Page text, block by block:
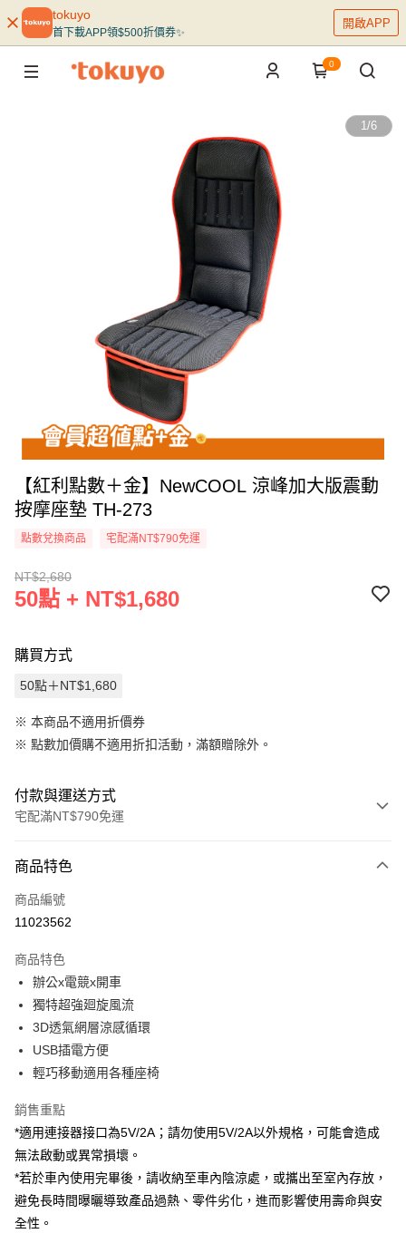
tokuyo
首下載APP領$500折價券✨
開啟APP
0
1/6
【紅利點數＋金】NewCOOL 涼峰加大版震動
按摩座墊 TH-273
點數兌換商品 宅配滿NT$790免運
NT$2,680
50點 + NT$1,680
購買方式
50點＋NT$1,680
※ 本商品不適用折價券
※ 點數加價購不適用折扣活動，滿額贈除外。
付款與運送方式
宅配滿NT$790免運
信用卡一次付款
信用卡分期付款
合作金庫商業銀行
華南商業銀行
上海商業儲蓄銀行
國泰世華商業銀行
臺灣中小企業銀行
匯豐（台灣）商業銀行
聯邦商業銀行
元大商業銀行
台新國際商業銀行
中國信託商業銀行
台灣樂天信用卡公司
6 期 0 利率 每期
華南商業銀行
上海商業儲蓄銀行
國泰世華商業銀行
臺灣中小企業銀行
聯邦商業銀行
元大商業銀行
永豐商業銀行
玉山商業銀行
台灣樂天信用卡公司
LINE Pay
Apple Pay
街口支付
悠遊付
Google Pay
【大哥付你分期使用說明】
1.本服務由台灣大哥大提供，台灣大哥大用戶可立即使用無須另外申請。
AFTEE先享後付
商品特色
商品編號
11023562
商品特色
辦公x電競x開車
獨特超強廻旋風流
3D透氣網層涼感循環
USB插電方便
輕巧移動適用各種座椅
銷售重點
*適用連接器接口為5V/2A；請勿使用5V/2A以外規格，可能會造成
無法啟動或異常損壞。
*若於車內使用完畢後，請收納至車內陰涼處，或攜出至室內存放，
避免長時間曝曬導致產品過熱、零件劣化，進而影響使用壽命與安
全性。